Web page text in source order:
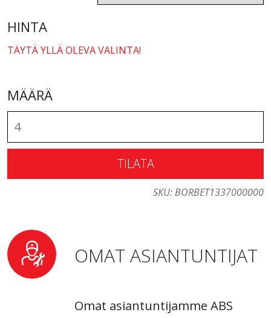
HINTA
TÄYTÄ YLLÄ OLEVA VALINTA!
MÄÄRÄ
TILATA
SKU:BORBET1337000000
OMAT ASIANTUNTIJAT
Omat asiantuntijamme ABS